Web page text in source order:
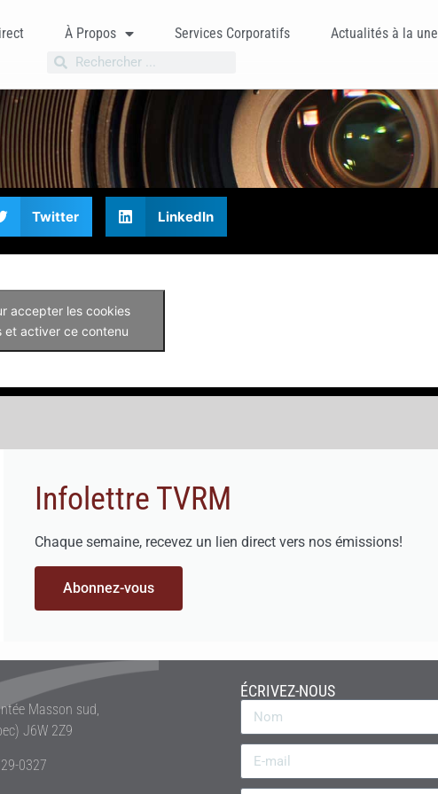
À Propos Services Corporatifs Actualités à la une
Twitter LinkedIn
accepter les cookies
et activer ce contenu
Infolettre TVRM
Chaque semaine, recevez un lien direct vers nos émissions!
Abonnez-vous
Masson sud,
J6W 2Z9
0327
ÉCRIVEZ-NOUS